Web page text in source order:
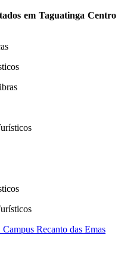
em Taguatinga Centro
Recanto das Emas